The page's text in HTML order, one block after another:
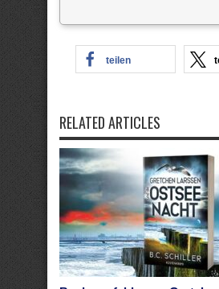
teilen
RELATED ARTICLES